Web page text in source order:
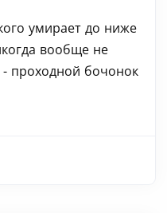
умирает до ниже
вообще не
проходной бочонок